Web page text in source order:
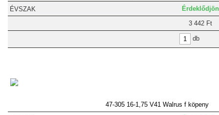
Érdeklődjön
3 442 Ft
db
47-305 16-1,75 V41 Walrus f köpeny